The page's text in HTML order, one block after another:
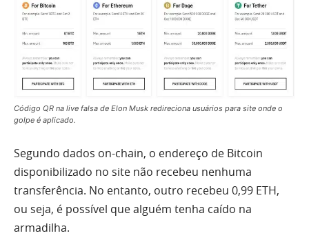
Código QR na live falsa de Elon Musk redireciona usuários para site onde o
golpe é aplicado.
Segundo dados on-chain, o endereço de Bitcoin
disponibilizado no site não recebeu nenhuma
transferência. No entanto, outro recebeu 0,99 ETH,
ou seja, é possível que alguém tenha caído na
armadilha.